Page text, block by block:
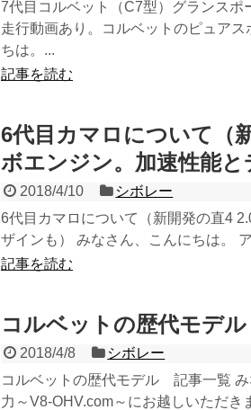
7代目コルベット（C7型）グランス
走行動画あり。コルベットのピュア
ちは。...
記事を読む
6代目カマロについて（
ボエンジン。加速性能と
2018/4/10
シボレー
6代目カマロについて（新開発の直4
ザインも） みなさん、こんにちは。
記事を読む
コルベットの歴代モデ
2018/4/8
シボレー
コルベットの歴代モデル 記事一覧
力～V8-OHV.com～にお越しいただき